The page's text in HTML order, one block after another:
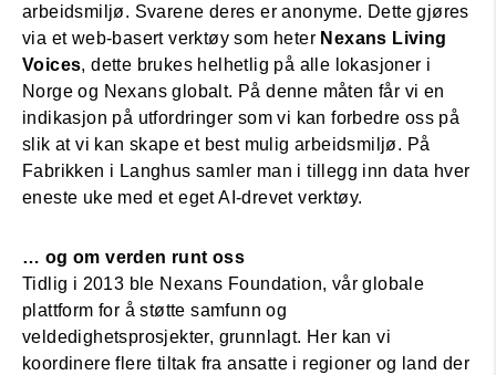
arbeidsmiljø. Svarene deres er anonyme. Dette gjøres
via et web-basert verktøy som heter Nexans Living
Voices, dette brukes helhetlig på alle lokasjoner i
Norge og Nexans globalt. På denne måten får vi en
indikasjon på utfordringer som vi kan forbedre oss på
slik at vi kan skape et best mulig arbeidsmiljø. På
Fabrikken i Langhus samler man i tillegg inn data hver
eneste uke med et eget AI-drevet verktøy.
… og om verden runt oss
Tidlig i 2013 ble Nexans Foundation, vår globale
plattform for å støtte samfunn og
veldedighetsprosjekter, grunnlagt. Her kan vi
koordinere flere tiltak fra ansatte i regioner og land der